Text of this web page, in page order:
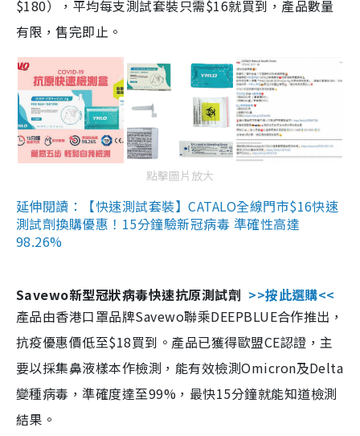
$180），平均每支測試套裝只需$16就買到，產品數量
有限，售完即止。
點擊圖片放大
延伸閱讀：【快速測試套裝】CATALO全線門市$16快速
測試劑換購優惠！15分鐘驗新冠病毒 準確性高達
98.26%
Savewo新型冠狀病毒快速抗原測試劑 >>按此選購<<
產品由香港口罩品牌Savewo聯乘DEEPBLUE合作推出，
抗疫優惠價低至$18買到。產品已獲得歐盟CE認證，主
要以採集鼻液樣本作檢測，能有效檢測Omicron及Delta
變種病毒，準確度達至99%，最快15分鐘就能知道檢測
結果。